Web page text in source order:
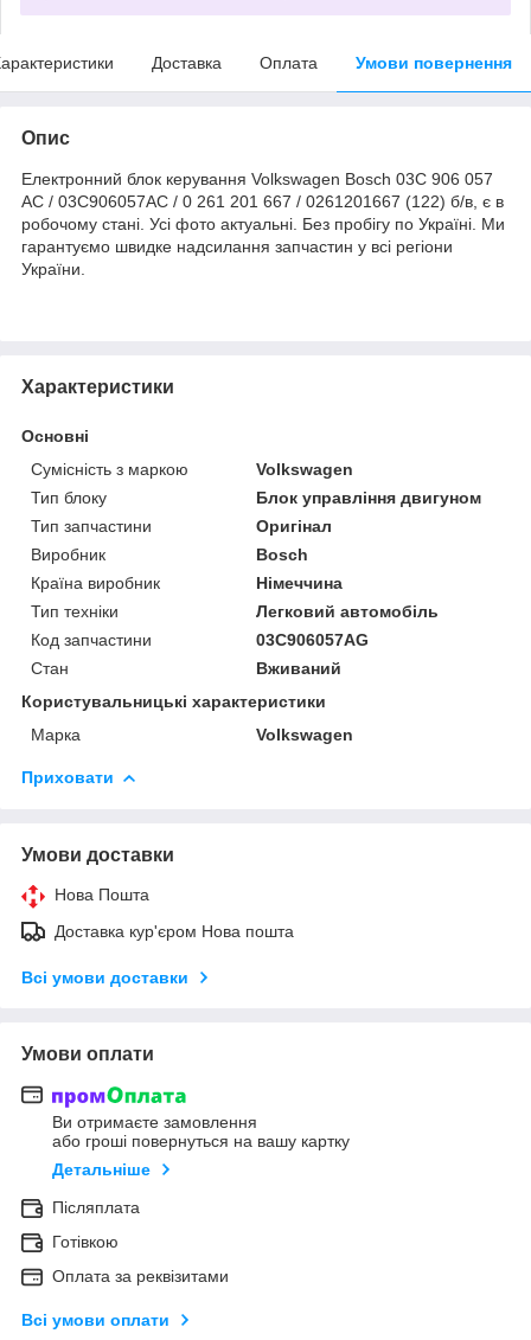
Доставка Оплата Умови повернення
Опис
Електронний блок керування Volkswagen Bosch 03C 906 057
AC / 03C906057AC / 0 261 201 667 / 0261201667 (122) б/в, є в
робочому стані. Усі фото актуальні. Без пробігу по Україні. Ми
гарантуємо швидке надсилання запчастин у всі регіони
України.
Характеристики
Основні
Сумісність з маркою
Volkswagen
Тип блоку
Блок управління двигуном
Тип запчастини
Оригінал
Виробник
Bosch
Країна виробник
Німеччина
Тип техніки
Легковий автомобіль
Код запчастини
03C906057AG
Стан
Вживаний
Користувальницькі характеристики
Марка
Volkswagen
Приховати
Умови доставки
Нова Пошта
Доставка кур'єром Нова пошта
Всі умови доставки
Умови оплати
Ви отримаєте замовлення
або гроші повернуться на вашу картку
Детальніше
Післяплата
Готівкою
Оплата за реквізитами
Всі умови оплати